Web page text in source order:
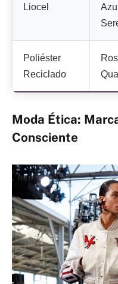
Liocel
Azul
Poliéster
Reciclado
Moda Ética:
Consciente